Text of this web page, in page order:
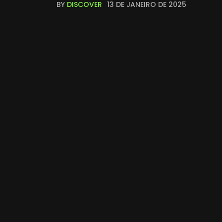
BY DISCOVER 13 DE JANEIRO DE 2025